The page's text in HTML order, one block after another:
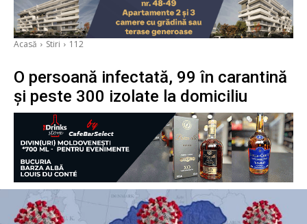
Acasă Stiri 112
O persoană infectată, 99 în carantină
și peste 300 izolate la domiciliu